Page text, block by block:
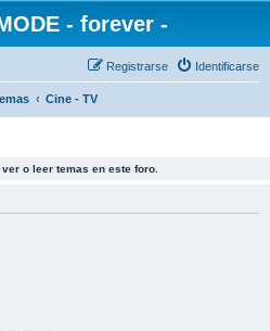
- forever -
Identificarse
Registrarse
Cine - TV
o leer temas en este foro.